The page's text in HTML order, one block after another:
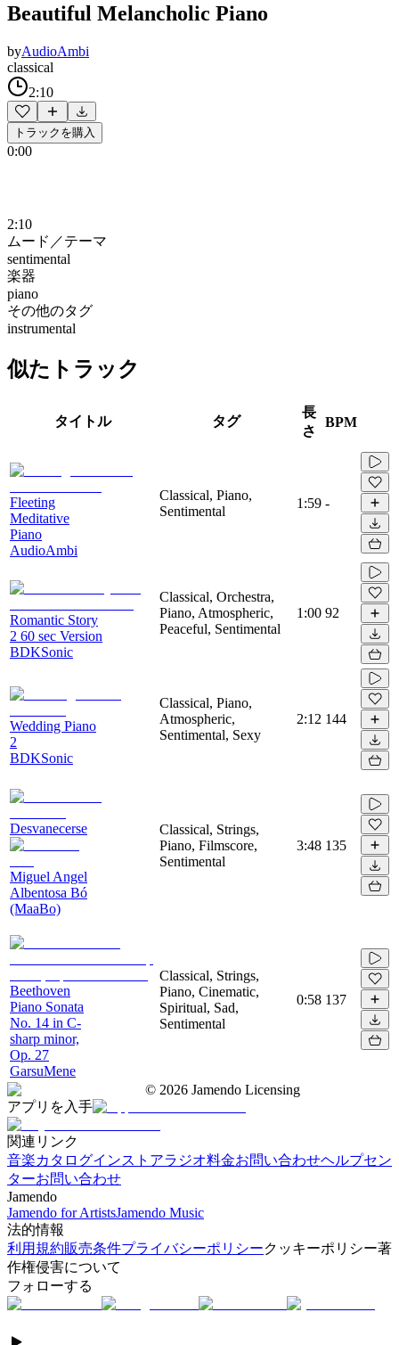
Beautiful Melancholic Piano
byAudioAmbi
classical
2:10
トラックを購入
0:00
2:10
ムード／テーマ
sentimental
楽器
piano
その他のタグ
instrumental
似たトラック
タイトル タグ
長
さ
BPM
Fleeting
Meditative
Piano
AudioAmbi
Classical, Piano,
Sentimental
1:59 -
Romantic Story
2 60 sec Version
BDKSonic
Classical, Orchestra,
Piano, Atmospheric,
Peaceful, Sentimental
1:00 92
Wedding Piano
2
BDKSonic
Classical, Piano,
Atmospheric,
Sentimental, Sexy
2:12 144
Desvanecerse
Miguel Angel
Albentosa Bó
(MaaBo)
Classical, Strings,
Piano, Filmscore,
Sentimental
3:48 135
Beethoven
Piano Sonata
No. 14 in C-
sharp minor,
Op. 27
GarsuMene
Classical, Strings,
Piano, Cinematic,
Spiritual, Sad,
Sentimental
0:58 137
© 2026 Jamendo Licensing
アプリを入手
関連リンク
音楽カタログインストアラジオ料金お問い合わせヘルプセン
ターお問い合わせ
Jamendo
Jamendo for ArtistsJamendo Music
法的情報
利用規約販売条件プライバシーポリシークッキーポリシー著
作権侵害について
フォローする